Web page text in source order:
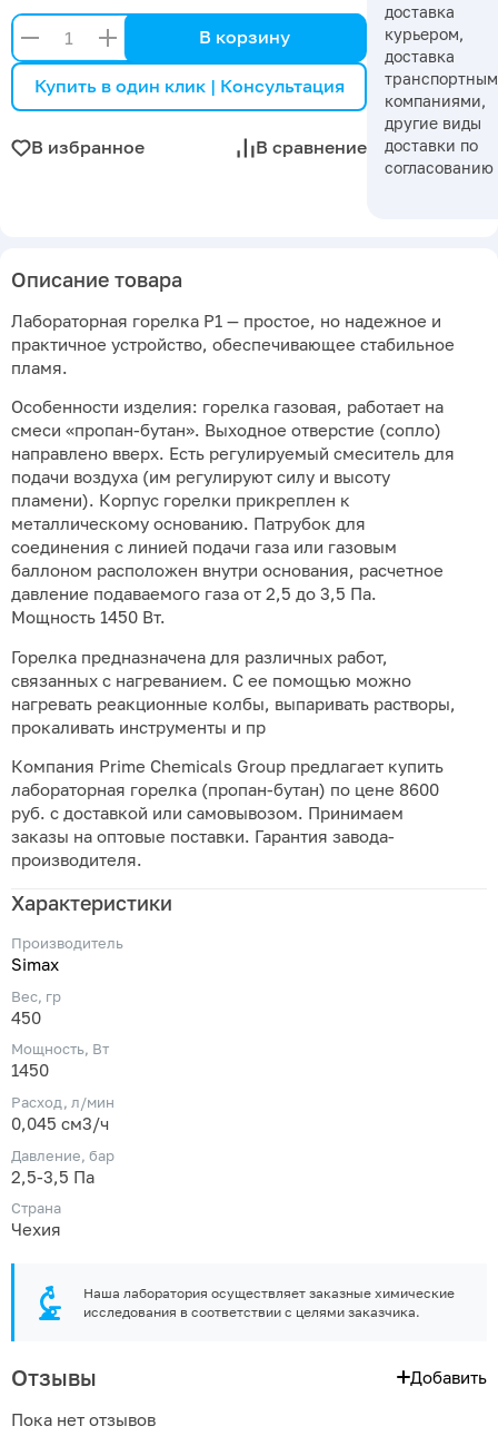
В корзину
Купить в один клик | Консультация
В избранное В сравнение
доставка
курьером,
доставка
компаниями,
другие виды
доставки по
согласованию
Описание товара
Лабораторная горелка P1 — простое, но надежное и
практичное устройство, обеспечивающее стабильное
пламя.
Особенности изделия: горелка газовая, работает на
смеси «пропан-бутан». Выходное отверстие (сопло)
направлено вверх. Есть регулируемый смеситель для
подачи воздуха (им регулируют силу и высоту
пламени). Корпус горелки прикреплен к
металлическому основанию. Патрубок для
соединения с линией подачи газа или газовым
баллоном расположен внутри основания, расчетное
давление подаваемого газа от 2,5 до 3,5 Па.
Мощность 1450 Вт.
Горелка предназначена для различных работ,
связанных с нагреванием. С ее помощью можно
нагревать реакционные колбы, выпаривать растворы,
прокаливать инструменты и пр
Компания Prime Chemicals Group предлагает купить
лабораторная горелка (пропан-бутан) по цене 8600
руб. с доставкой или самовывозом. Принимаем
заказы на оптовые поставки. Гарантия завода-
производителя.
Характеристики
Производитель
Simax
Вес, гр
450
Мощность, Вт
1450
Расход, л/мин
0,045 см3/ч
Давление, бар
2,5-3,5 Па
Страна
Чехия
Наша лаборатория осуществляет заказные химические
исследования в соответствии с целями заказчика.
Отзывы Добавить
Пока нет отзывов